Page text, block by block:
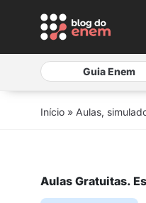
Guia Enem
Início » Aulas,
Aulas Gratuitas.